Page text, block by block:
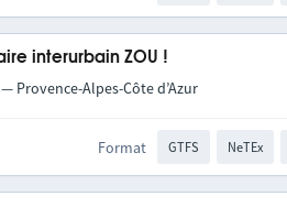
interurbain ZOU !
Provence-Alpes-Côte d’Azur
Format GTFS NeTEx